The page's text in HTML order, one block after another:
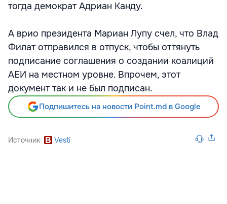
тогда демократ Адриан Канду.
А врио президента Мариан Лупу счел, что Влад
Филат отправился в отпуск, чтобы оттянуть
подписание соглашения о создании коалиций
АЕИ на местном уровне. Впрочем, этот
документ так и не был подписан.
Подпишитесь на новости Point.md в Google
Источник Vesti